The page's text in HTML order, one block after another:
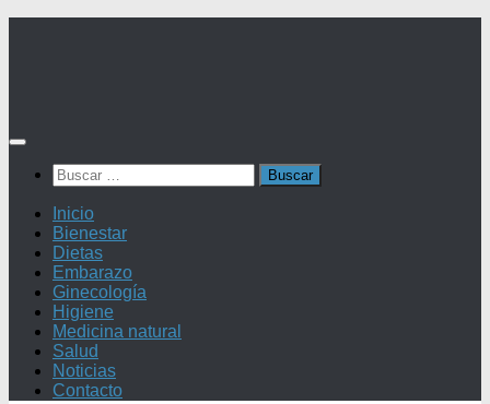
Buscar:
Inicio
Bienestar
Dietas
Embarazo
Ginecología
Higiene
Medicina natural
Salud
Noticias
Contacto